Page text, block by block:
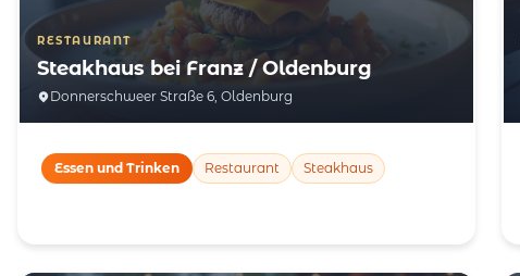
RESTAURANT
Steakhaus bei Franz / Oldenburg
Donnerschweer Straße 6, Oldenburg
Essen und Trinken Restaurant Steakhaus